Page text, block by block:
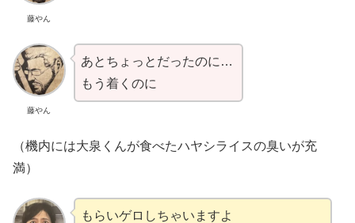
藤やん
藤やん
あとちょっとだったのに…
もう着くのに
（機内には大泉くんが食べたハヤシライスの臭いが充
満）
もらいゲロしちゃいますよ